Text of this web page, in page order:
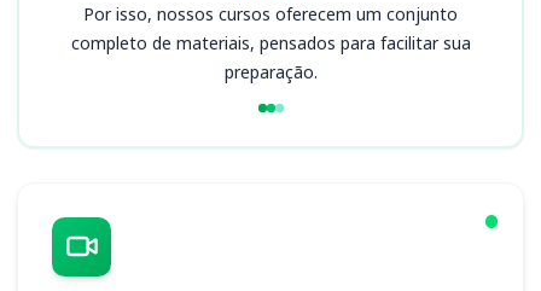
Por isso, nossos cursos oferecem um conjunto
completo de materiais, pensados para facilitar sua
preparação.